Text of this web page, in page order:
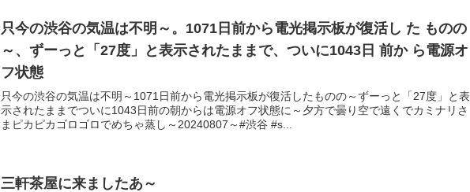
只今の渋谷の気温は不明～。1071日前から電光掲示板が復活し た ものの
～、ずーっと「27度」と表示されたままで、ついに1043日 前か ら電源オ
フ状態
只今の渋谷の気温は不明～1071日前から電光掲示板が復活したものの～ずーっと「27度」と表
示されたままでついに1043日前の朝からは電源オフ状態に～夕方で曇り空で遠くでカミナリさ
まピカピカゴロゴロでめちゃ蒸し～20240807～#渋谷 #s...
三軒茶屋に来ましたあ～